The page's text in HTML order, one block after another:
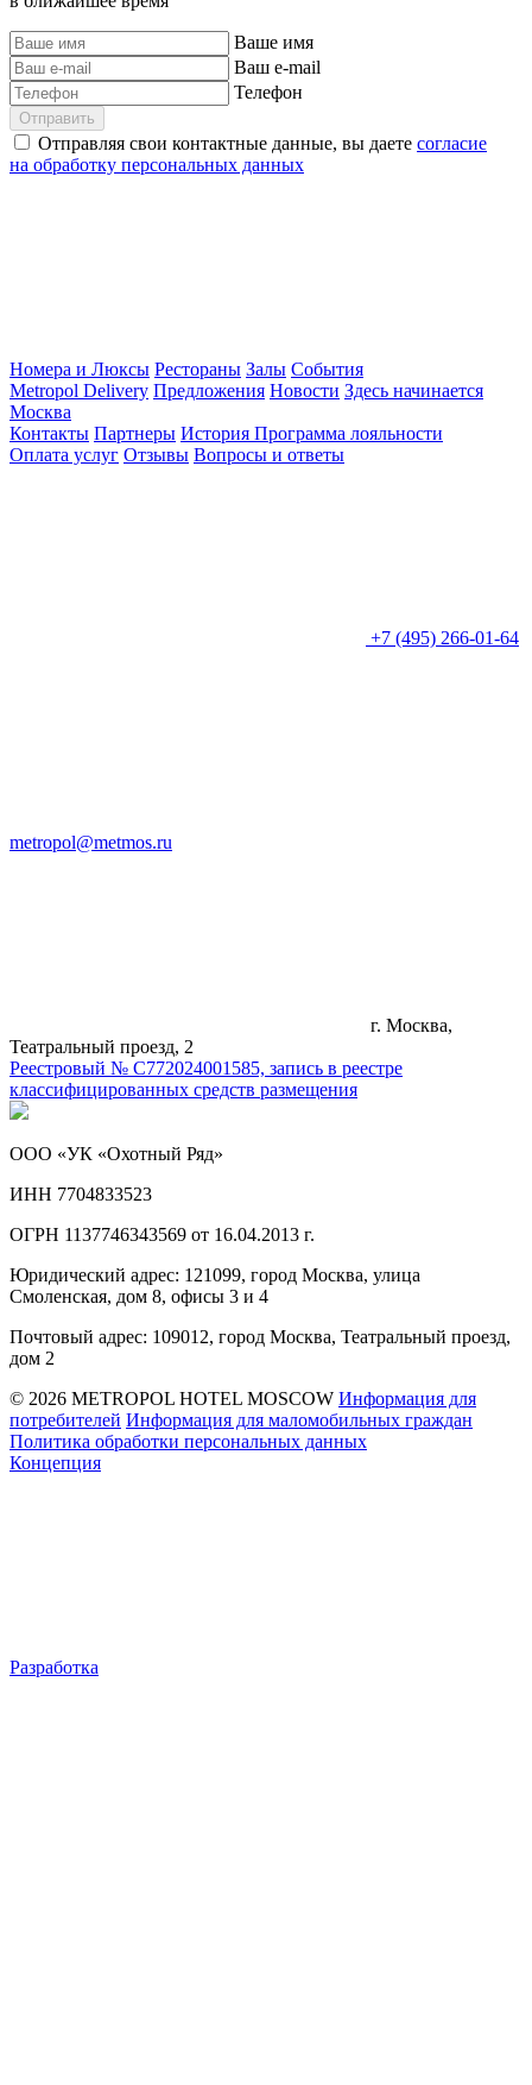
Ваше имя
Ваш e-mail
Телефон
Отправить
Отправляя свои контактные данные, вы даете согласие
на обработку персональных данных
Номера и Люксы Рестораны Залы События
Metropol Delivery Предложения Новости Здесь начинается
Москва
Контакты Партнеры История Программа лояльности
Оплата услуг Отзывы Вопросы и ответы
+7 (495) 266-01-64
metropol@metmos.ru
г. Москва,
Театральный проезд, 2
Реестровый № С772024001585, запись в реестре
классифицированных средств размещения
ООО «УК «Охотный Ряд»
ИНН 7704833523
ОГРН 1137746343569 от 16.04.2013 г.
Юридический адрес: 121099, город Москва, улица
Смоленская, дом 8, офисы 3 и 4
Почтовый адрес: 109012, город Москва, Театральный проезд,
дом 2
© 2026 METROPOL HOTEL MOSCOW Информация для
потребителей Информация для маломобильных граждан
Политика обработки персональных данных
Концепция
Разработка